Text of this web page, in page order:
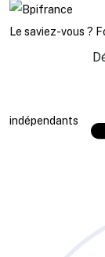
Le saviez-vous ?
indépendants